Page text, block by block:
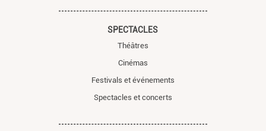
SPECTACLES
Théâtres
Cinémas
Festivals et événements
Spectacles et concerts